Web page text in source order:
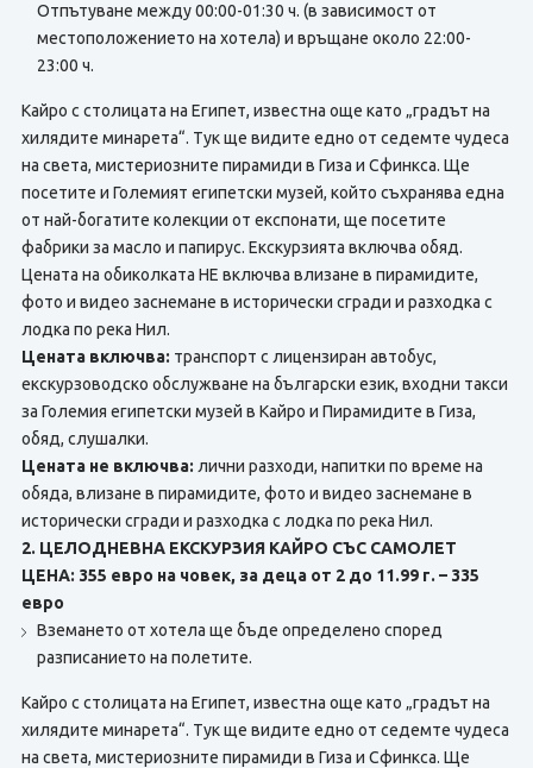
Отпътуване между 00:00-01:30 ч. (в зависимост от
местоположението на хотела) и връщане около 22:00-
23:00 ч.
Кайро с столицата на Египет, известна още като „градът на
хилядите минарета“. Тук ще видите едно от седемте чудеса
на света, мистериозните пирамиди в Гиза и Сфинкса. Ще
посетите и Големият египетски музей, който съхранява една
от най-богатите колекции от експонати, ще посетите
фабрики за масло и папирус. Екскурзията включва обяд.
Цената на обиколката НЕ включва влизане в пирамидите,
фото и видео заснемане в исторически сгради и разходка с
лодка по река Нил.
Цената включва: транспорт с лицензиран автобус,
екскурзоводско обслужване на български език, входни такси
за Големия египетски музей в Кайро и Пирамидите в Гиза,
обяд, слушалки.
Цената не включва: лични разходи, напитки по време на
обяда, влизане в пирамидите, фото и видео заснемане в
исторически сгради и разходка с лодка по река Нил.
2. ЦЕЛОДНЕВНА ЕКСКУРЗИЯ КАЙРО СЪС САМОЛЕТ
ЦЕНА: 355 евро на човек, за деца от 2 до 11.99 г. – 335
евро
Вземането от хотела ще бъде определено според
разписанието на полетите.
Кайро с столицата на Египет, известна още като „градът на
хилядите минарета“. Тук ще видите едно от седемте чудеса
на света, мистериозните пирамиди в Гиза и Сфинкса. Ще